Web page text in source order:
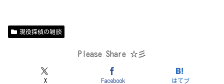
現役探偵の雑談
Please Share ☆彡
X Facebook はてブ